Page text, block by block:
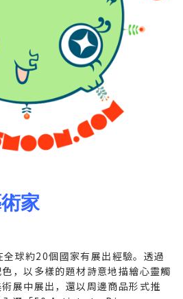
家
球約20個國家有展出經驗。透過
，以多樣的題材詩意地描繪心靈觸
展中展出，還以周邊商品形式推